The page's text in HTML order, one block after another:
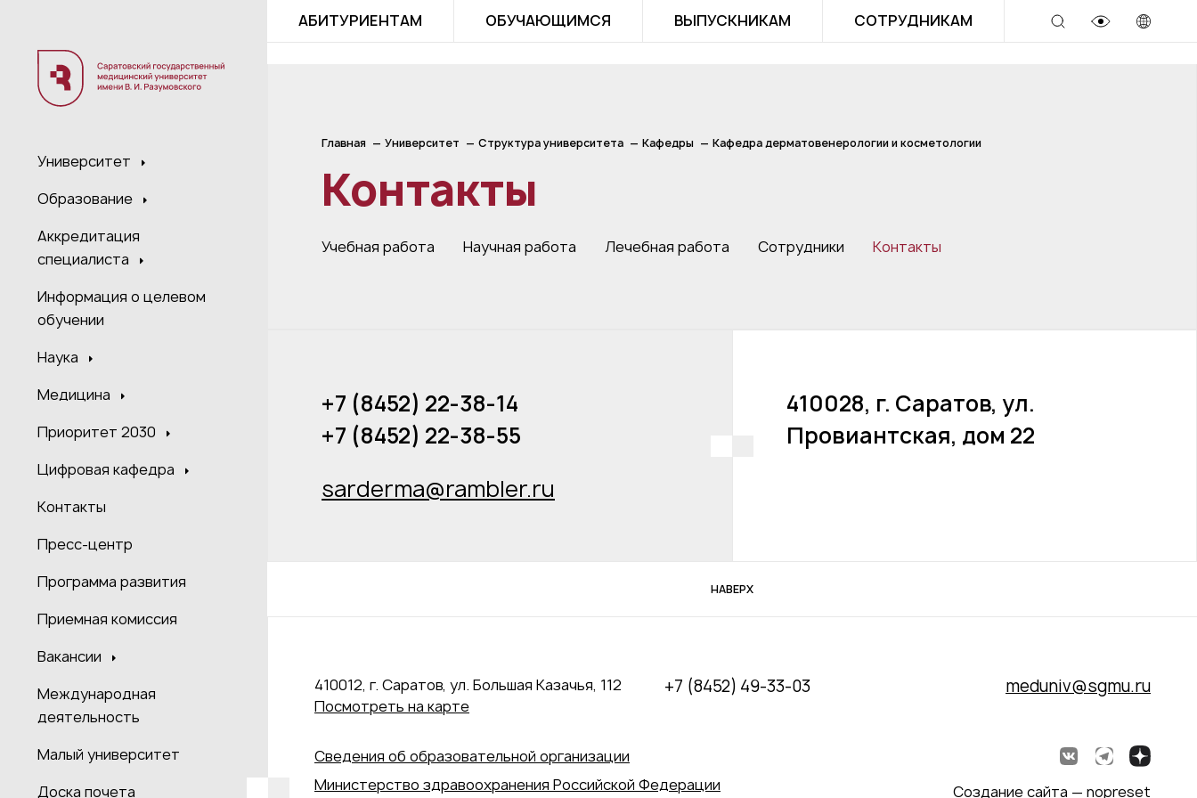
Университет
Образование
Аккредитация
специалиста
Информация о целевом
обучении
Наука
Медицина
Приоритет 2030
Цифровая кафедра
Контакты
Пресс-центр
Программа развития
Приемная комиссия
Вакансии
Международная
деятельность
Малый университет
Доска почета
АБИТУРИЕНТАМ ОБУЧАЮЩИМСЯ ВЫПУСКНИКАМ СОТРУДНИКАМ
Главная Университет Структура университета Кафедры Кафедра дерматовенерологии и косметологии
Контакты
Учебная работа Научная работа Лечебная работа Сотрудники Контакты
+7 (8452) 22-38-14
+7 (8452) 22-38-55
sarderma@rambler.ru
410028, г. Саратов, ул.
Провиантская, дом 22
НАВЕРХ
410012, г. Саратов, ул. Большая Казачья, 112
Посмотреть на карте
+7 (8452) 49-33-03 meduniv@sgmu.ru
Сведения об образовательной организации
Министерство здравоохранения Российской Федерации
Создание сайта — nopreset